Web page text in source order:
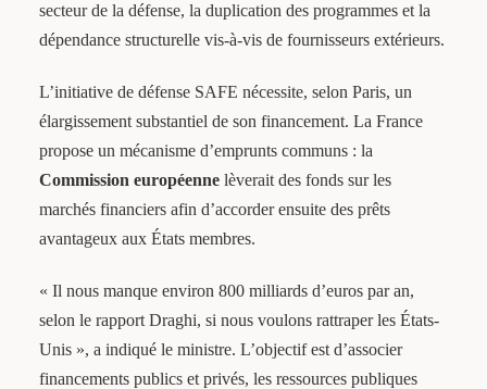
secteur de la défense, la duplication des programmes et la
dépendance structurelle vis-à-vis de fournisseurs extérieurs.
L’initiative de défense SAFE nécessite, selon Paris, un
élargissement substantiel de son financement. La France
propose un mécanisme d’emprunts communs : la
Commission européennelèverait des fonds sur les
marchés financiers afin d’accorder ensuite des prêts
avantageux aux États membres.
« Il nous manque environ 800 milliards d’euros par an,
selon le rapport Draghi, si nous voulons rattraper les États-
Unis », a indiqué le ministre. L’objectif est d’associer
financements publics et privés, les ressources publiques